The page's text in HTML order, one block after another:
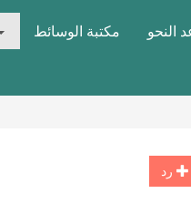
النحو مكتبة الوسائط
رد